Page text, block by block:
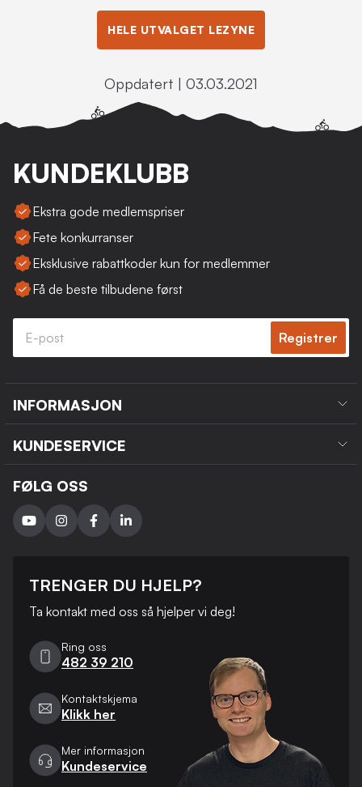
HELE UTVALGET LEZYNE
Oppdatert | 03.03.2021
KUNDEKLUBB
Ekstra gode medlemspriser
Fete konkurranser
Eksklusive rabattkoder kun for medlemmer
Få de beste tilbudene først
Registrer
INFORMASJON
KUNDESERVICE
FØLG OSS
TRENGER DU HJELP?
Ta kontakt med oss ​​så hjelper vi deg!
Ring oss
482 39 210
Kontaktskjema
Klikk her
Mer informasjon
Kundeservice